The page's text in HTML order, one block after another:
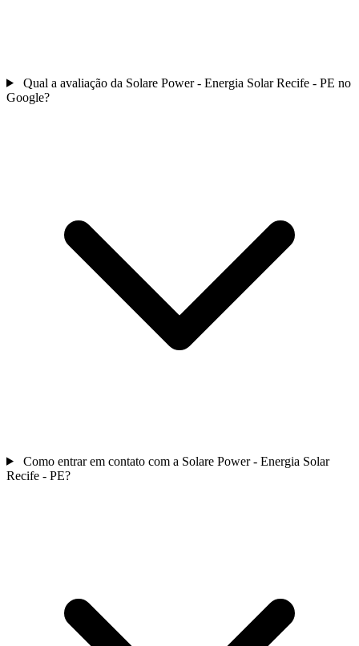
Qual a avaliação da Solare Power - Energia Solar Recife - PE no
Google?
Como entrar em contato com a Solare Power - Energia Solar
Recife - PE?